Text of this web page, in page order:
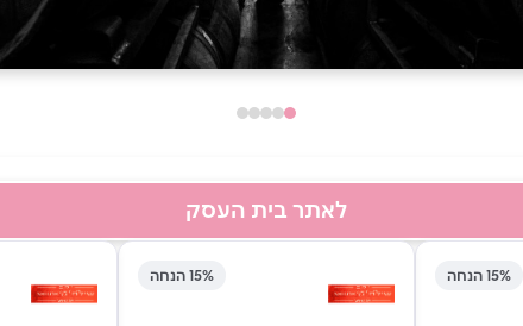
לאתר בית העסק
15% הנחה 15% הנחה